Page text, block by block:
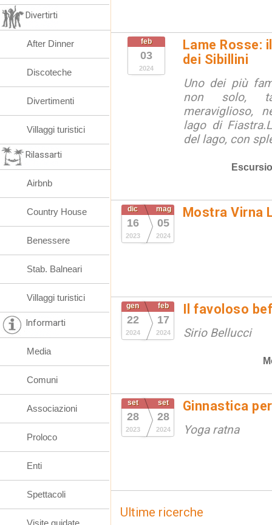
feb
03
2024
Lame Rosse:
dei Sibillini
Uno dei più
non solo,
meraviglioso,
lago di
del lago, con
dic
16
2023
mag
05
2024
Mostra Virna
gen
22
2024
feb
17
2024
Il favoloso
Sirio Bellucci
set
28
2023
set
28
2024
Ginnastica
Yoga ratna
Ultime ricerche
Divertirti
After Dinner
Discoteche
Divertimenti
Villaggi turistici
Rilassarti
Airbnb
Country House
Benessere
Stab. Balneari
Villaggi turistici
Informarti
Media
Comuni
Associazioni
Proloco
Enti
Spettacoli
Visite guidate